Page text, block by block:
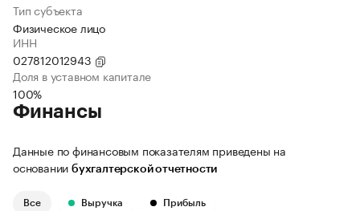
Тип субъекта
Физическое лицо
ИНН
027812012943
Доля в уставном капитале
100%
Финансы
Данные по финансовым показателям приведены на
основании бухгалтерской отчетности
Все Выручка Прибыль